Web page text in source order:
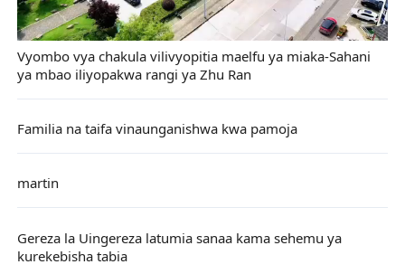
Vyombo vya chakula vilivyopitia maelfu ya miaka-Sahani
ya mbao iliyopakwa rangi ya Zhu Ran
Familia na taifa vinaunganishwa kwa pamoja
martin
Gereza la Uingereza latumia sanaa kama sehemu ya
kurekebisha tabia